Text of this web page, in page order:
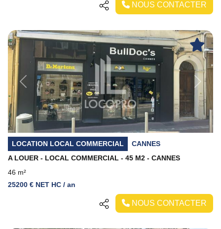
NOUS CONTACTER
Previous Next
LOCATION LOCAL COMMERCIAL
CANNES
A LOUER - LOCAL COMMERCIAL - 45 M2 - CANNES
46 m²
25200 € NET HC / an
NOUS CONTACTER